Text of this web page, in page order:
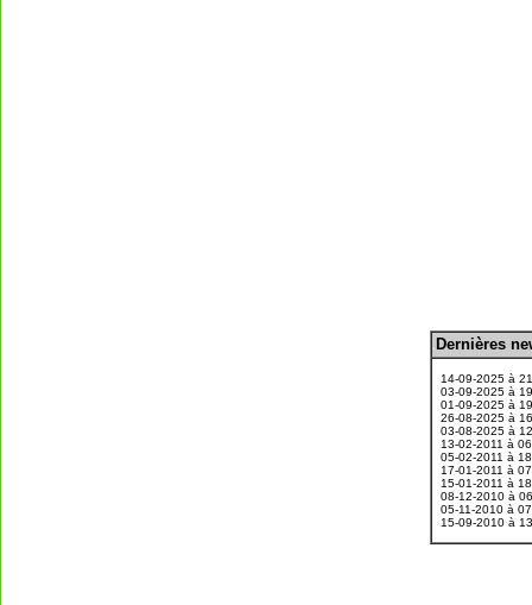
Dernières
14-09-2025 à
03-09-2025 à
01-09-2025 à
26-08-2025 à
03-08-2025 à
13-02-2011 à
05-02-2011 à
17-01-2011 à
15-01-2011 à
08-12-2010 à
05-11-2010 à
15-09-2010 à